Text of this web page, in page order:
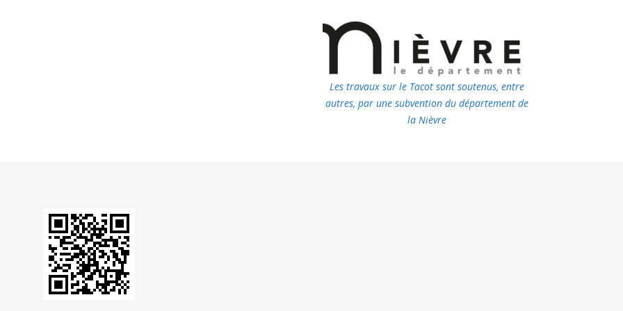
Les travaux sur le Tacot sont soutenus, entre
autres, par une subvention du département de
la Nièvre